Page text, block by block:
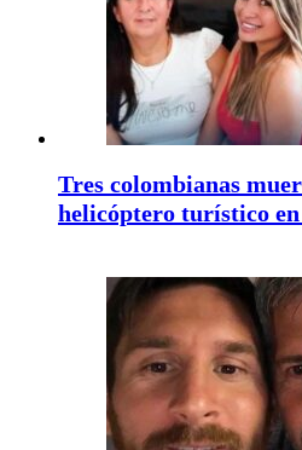
Tres colombianas
helicóptero turístico